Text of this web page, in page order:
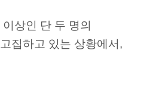
상인 단 두 명의
집하고 있는 상황에서,